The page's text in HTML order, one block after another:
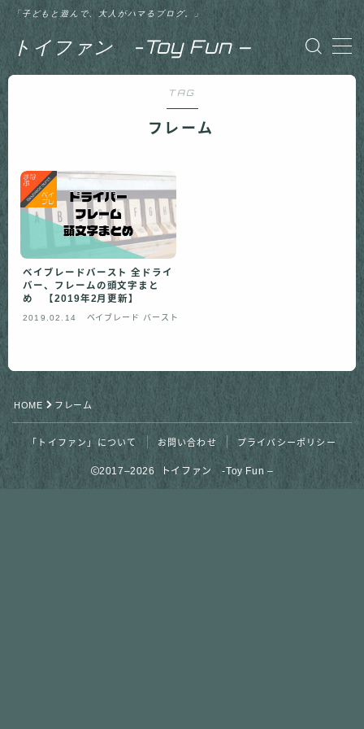
トイファン -Toy Fun –
「子どもと遊んで、大人がハマるブログ。」
MENU
【記事一覧】初心者向け
ド）
【記事一覧】ベイブレード バースト 超ゼツ
【記事一覧】ベイブレード バースト GT（ガ
チ）
【記事一覧】体験談
「トイファン」について
お問い合わせ
TAG
フレーム
ベイブレードバースト 全ドライ
バー、フレームの頭文字まと
め 【2019年2月更新】
2019.02.14 ベイブレード バースト
HOME フレーム
「トイファン」について お問い合わせ プライバシーポリシー
2017–2026 トイファン -Toy Fun –